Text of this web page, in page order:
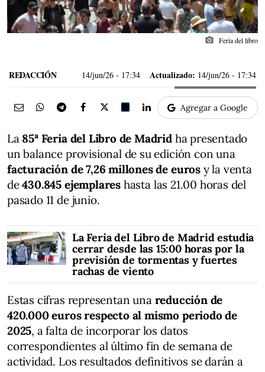
photo_camera Feria del libro
REDACCIÓN 14/jun/26 - 17:34 Actualizado: 14/jun/26 - 17:34
Agregar a Google
La 85ª Feria del Libro de Madridha presentado
un balance provisional de su edición con una
facturación de 7,26 millones de eurosy la venta
de430.845 ejemplares hasta las 21.00 horas del
pasado 11 de junio.
La Feria del Libro de Madrid estudia
cerrar desde las 15:00 horas por la
previsión de tormentas y fuertes
rachas de viento
Estas cifras representan una reducción de
420.000 euros respecto al mismo periodo de
2025, a falta de incorporar los datos
correspondientes al último fin de semana de
actividad. Los resultados definitivos se darán a